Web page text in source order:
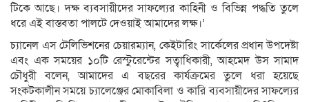
টিকে আছে। দক্ষ ব্যবসায়ীদের সাফল্যের কাহিনী ও বিভিন্ন পদ্ধতি তুলে
ধরে এই বাস্তবতা পালটে দেওয়াই আমাদের লক্ষ।’
চ্যানেল এস টেলিভিশনের চেয়ারম্যান, কেইটারিং সার্কেলের প্রধান উপদেষ্টা
এবং এক সময়ের ১০টি রেস্টুরেন্টের সত্বাধিকারী, আহমেদ উস সামাদ
চৌধুরী বলেন, আমাদের এ বছরের কার্যক্রমের তুলে ধরা হয়েছে
সংকটকালীন সময়ে চ্যালেঞ্জের মোকাবিলা ও কারি ব্যবসায়ীদের সাফল্যের